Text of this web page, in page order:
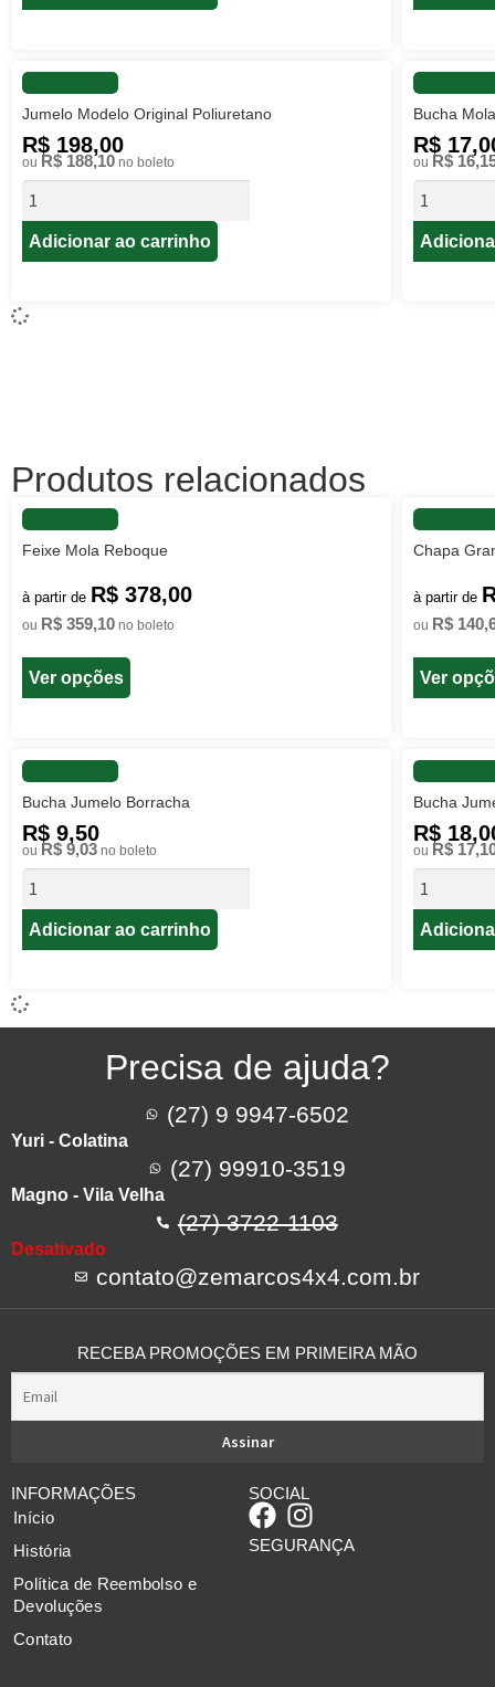
Jumelo Modelo Original Poliuretano
R$ 198,00
ou R$ 188,10 no boleto
Adicionar ao carrinho
Bucha
R$
ou R$
Produtos relacionados
Feixe Mola Reboque
à partir de R$ 378,00
ou R$ 359,10 no boleto
Ver opções
Chapa
à partir de
ou R$
Ver
Bucha Jumelo Borracha
R$ 9,50
ou R$ 9,03 no boleto
Adicionar ao carrinho
Bucha
R$
ou R$
Precisa de ajuda?
(27) 9 9947-6502
Yuri - Colatina
(27) 99910-3519
Magno - Vila Velha
(27) 3722-1103
Desativado
contato@zemarcos4x4.com.br
RECEBA PROMOÇÕES EM PRIMEIRA MÃO
INFORMAÇÕES
Início
História
Política de Reembolso e
Devoluções
Contato
SOCIAL
SEGURANÇA